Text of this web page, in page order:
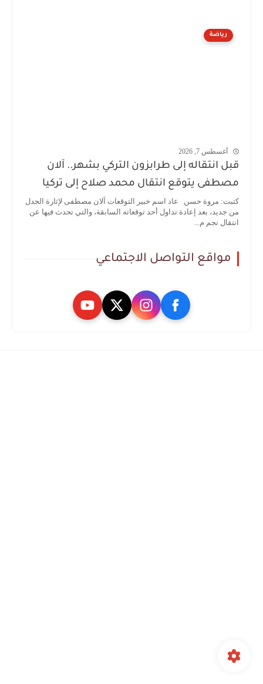
رياضة
أغسطس 7, 2026
قبل انتقاله إلى طرابزون التركي بشهر.. آلان
مصطفى يتوقع انتقال محمد صلاح إلى تركيا
كتبت: مروة حسن عاد اسم خبير التوقعات آلان مصطفى لإثارة الجدل
من جديد، بعد إعادة تداول أحد توقعاته السابقة، والتي تحدث فيها عن
انتقال نجم م...
مواقع التواصل الاجتماعي